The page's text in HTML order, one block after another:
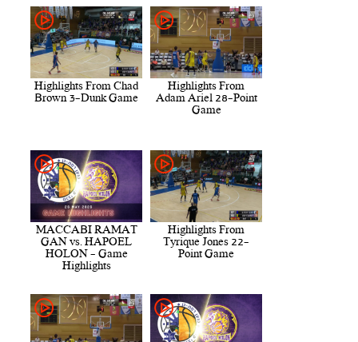
Highlights From
Adam Ariel 28-Point
Game
Highlights From Chad
Brown 3-Dunk Game
Highlights From
Tyrique Jones 22-
Point Game
MACCABI RAMAT
GAN vs. HAPOEL
HOLON - Game
Highlights